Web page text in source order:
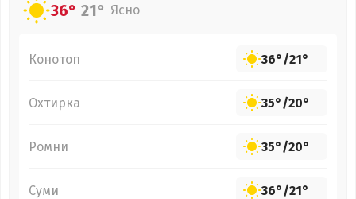
36° 21° Ясно
Конотоп 36°/21°
Охтирка 35°/20°
Ромни 35°/20°
Суми 36°/21°